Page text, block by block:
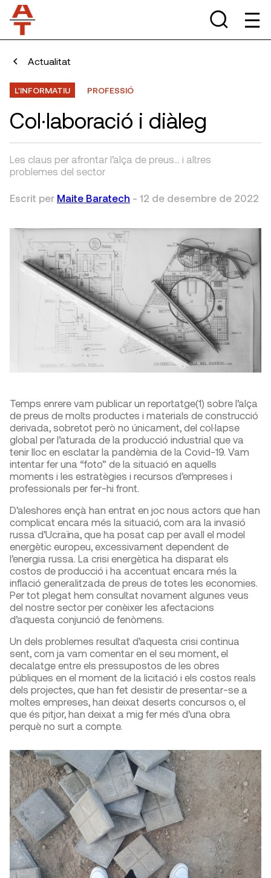
Actualitat
L'INFORMATIU PROFESSIÓ
Col·laboració i diàleg
Les claus per afrontar l’alça de preus… i altres
problemes del sector
Escrit per Maite Baratech - 12 de desembre de 2022
Temps enrere vam publicar un reportatge(1) sobre l’alça
de preus de molts productes i materials de construcció
derivada, sobretot però no únicament, del col·lapse
global per l’aturada de la producció industrial que va
tenir lloc en esclatar la pandèmia de la Covid-19. Vam
intentar fer una “foto” de la situació en aquells
moments i les estratègies i recursos d’empreses i
professionals per fer-hi front.
D’aleshores ençà han entrat en joc nous actors que han
complicat encara més la situació, com ara la invasió
russa d’Ucraïna, que ha posat cap per avall el model
energètic europeu, excessivament dependent de
l’energia russa. La crisi energètica ha disparat els
costos de producció i ha accentuat encara més la
inflació generalitzada de preus de totes les economies.
Per tot plegat hem consultat novament algunes veus
del nostre sector per conèixer les afectacions
d’aquesta conjunció de fenòmens.
Un dels problemes resultat d’aquesta crisi continua
sent, com ja vam comentar en el seu moment, el
decalatge entre els pressupostos de les obres
públiques en el moment de la licitació i els costos reals
dels projectes, que han fet desistir de presentar-se a
moltes empreses, han deixat deserts concursos o, el
que és pitjor, han deixat a mig fer més d’una obra
perquè no surt a compte.